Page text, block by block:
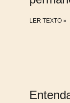
LER TEXTO »